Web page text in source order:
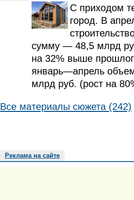
С приходом
город. В
сумму — 48,5 млрд
на 32% выше
январь—апрель
млрд руб. (рост на
Все материалы сюжета (242)
Реклама на сайте